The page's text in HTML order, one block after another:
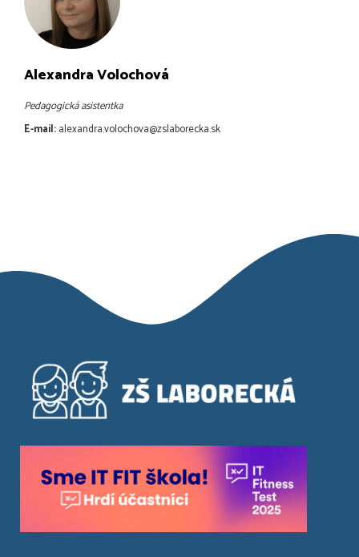
Alexandra Volochová
Pedagogická asistentka
E-mail:alexandra.volochova@zslaborecka.sk